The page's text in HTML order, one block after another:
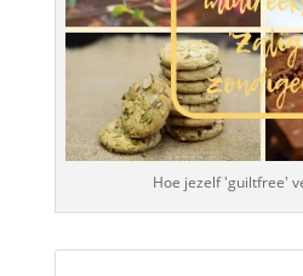
Hoe jezelf 'guiltfree'